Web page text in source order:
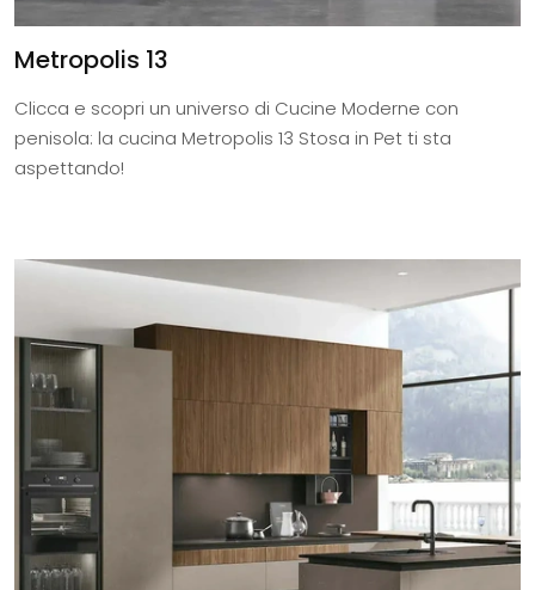
Metropolis 13
Clicca e scopri un universo di Cucine Moderne con
penisola: la cucina Metropolis 13 Stosa in Pet ti sta
aspettando!